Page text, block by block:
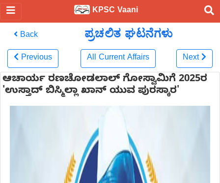
KPSC Vaani
Back ಪ್ರಚಲಿತ ಘಟನೆಗಳು
Previous All Current Affairs Next
ಆಚಾರ್ಯ ರಣಚೋಡಲಾಲ್ ಗೋಸ್ವಾಮಿಗೆ 2025ರ
'ಉಸ್ತಾದ್ ಬಿಸ್ಮಿಲ್ಲಾ ಖಾನ್ ಯುವ ಪುರಸ್ಕಾರ'